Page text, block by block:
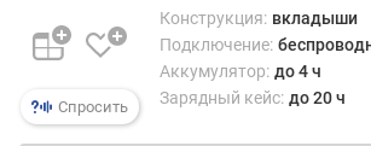
о
б
в
л
Спросить
Конструкция: вкладыши
Подключение:
Аккумулятор: до 4 ч
Зарядный кейс: до 20 ч